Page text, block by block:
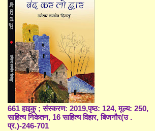
661 हाइकु ; संस्करण: 2019,पृष्ठ: 124, मूल्य: 250,
साहित्य निकेतन, 16 साहित्य विहार, बिजनौर(उ .
प्र.)-246-701